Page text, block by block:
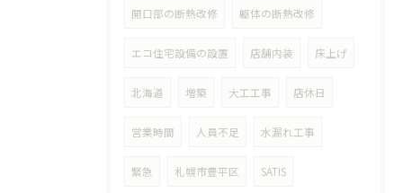
開口部の断熱改修 躯体の断熱改修
エコ住宅設備の設置 店舗内装 床上げ
北海道 増築 大工工事 店休日
営業時間 人員不足 水漏れ工事
緊急 札幌市豊平区 SATIS